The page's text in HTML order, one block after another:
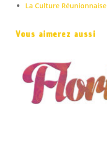
La Culture Réunionnaise
Vous aimerez aussi